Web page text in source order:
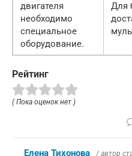
двигателя
необходимо
специальное
оборудование.
Для
Рейтинг
( Пока оценок нет )
Елена Тихонова / автор